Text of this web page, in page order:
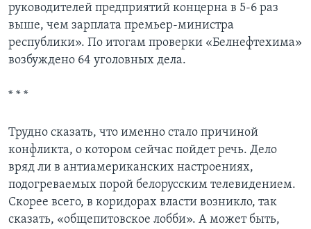
руководителей предприятий концерна в 5-6 раз
выше, чем зарплата премьер-министра
республики». По итогам проверки «Белнефтехима»
возбуждено 64 уголовных дела.
* * *
Трудно сказать, что именно стало причиной
конфликта, о котором сейчас пойдет речь. Дело
вряд ли в антиамериканских настроениях,
подогреваемых порой белорусским телевидением.
Скорее всего, в коридорах власти возникло, так
сказать, «общепитовское лобби». А может быть,